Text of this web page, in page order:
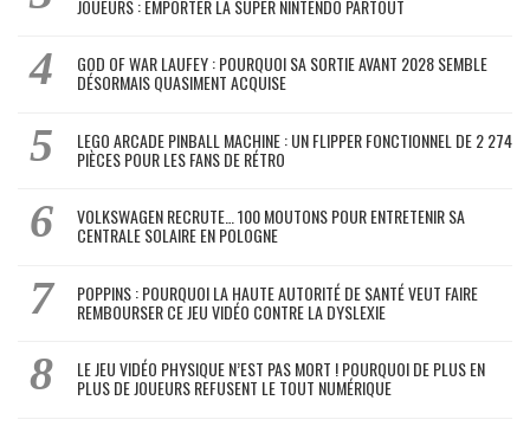
JOUEURS : EMPORTER LA SUPER NINTENDO PARTOUT
GOD OF WAR LAUFEY : POURQUOI SA SORTIE AVANT 2028 SEMBLE
DÉSORMAIS QUASIMENT ACQUISE
LEGO ARCADE PINBALL MACHINE : UN FLIPPER FONCTIONNEL DE 2 274
PIÈCES POUR LES FANS DE RÉTRO
VOLKSWAGEN RECRUTE… 100 MOUTONS POUR ENTRETENIR SA
CENTRALE SOLAIRE EN POLOGNE
POPPINS : POURQUOI LA HAUTE AUTORITÉ DE SANTÉ VEUT FAIRE
REMBOURSER CE JEU VIDÉO CONTRE LA DYSLEXIE
LE JEU VIDÉO PHYSIQUE N’EST PAS MORT ! POURQUOI DE PLUS EN
PLUS DE JOUEURS REFUSENT LE TOUT NUMÉRIQUE